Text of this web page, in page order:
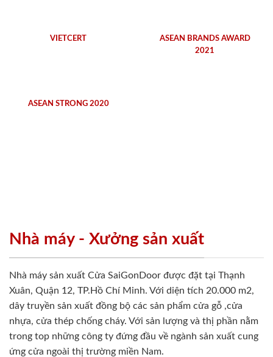
VIETCERT
ASEAN BRANDS AWARD
2021
ASEAN STRONG 2020
Nhà máy - Xưởng sản xuất
Nhà máy sản xuất Cửa SaiGonDoor được đặt tại Thạnh
Xuân, Quận 12, TP.Hồ Chí Minh. Với diện tích 20.000 m2,
dây truyền sản xuất đồng bộ các sản phẩm cửa gỗ ,cửa
nhựa, cửa thép chống cháy. Với sản lượng và thị phần nằm
trong top những công ty đứng đầu về ngành sản xuất cung
ứng cửa ngoài thị trường miền Nam.